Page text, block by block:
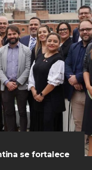
se fortalece